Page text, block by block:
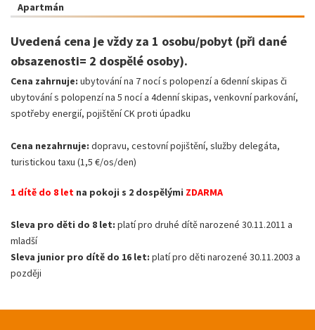
Apartmán
Uvedená cena je vždy za 1 osobu/pobyt (při dané
obsazenosti= 2 dospělé osoby).
Cena zahrnuje: ubytování na 7 nocí s polopenzí a 6denní skipas či
ubytování s polopenzí na 5 nocí a 4denní skipas, venkovní parkování,
spotřeby energií, pojištění CK proti úpadku
Cena nezahrnuje: dopravu, cestovní pojištění, služby delegáta,
turistickou taxu (1,5 €/os/den)
1 dítě do 8 let na pokoji s 2 dospělými ZDARMA
Sleva pro děti do 8 let: platí pro druhé dítě narozené 30.11.2011 a
mladší
Sleva junior pro dítě do 16 let: platí pro děti narozené 30.11.2003 a
později